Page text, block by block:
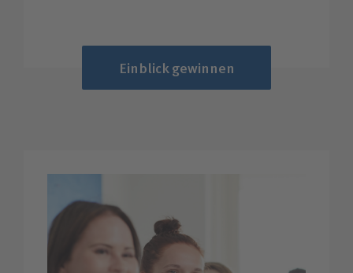
Einblick gewinnen